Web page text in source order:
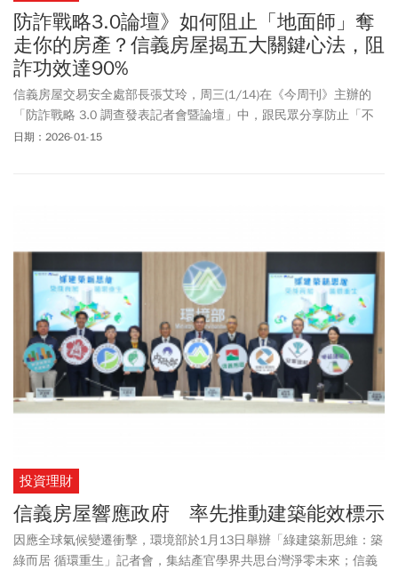
防詐戰略3.0論壇》如何阻止「地面師」奪
走你的房產？信義房屋揭五大關鍵心法，阻
詐功效達90%
信義房屋交易安全處部長張艾玲，周三(1/14)在《今周刊》主辦的
「防詐戰略 3.0 調查發表記者會暨論壇」中，跟民眾分享防止「不
動產詐騙的五大關鍵心法」，如何有效阻止絕大部分的不動產詐
日期：2026-01-15
投資理財
信義房屋響應政府 率先推動建築能效標示
因應全球氣候變遷衝擊，環境部於1月13日舉辦「綠建築新思維：築
綠而居 循環重生」記者會，集結產官學界共思台灣淨零未來；信義